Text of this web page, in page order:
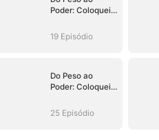
Poder: Coloquei
Trono
19 Episódio
Do Peso ao
Poder: Coloquei
Trono
25 Episódio